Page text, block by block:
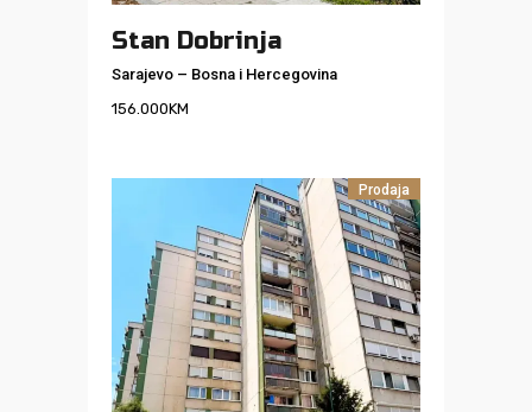
Stan Dobrinja
Sarajevo – Bosna i Hercegovina
156.000KM
Prodaja